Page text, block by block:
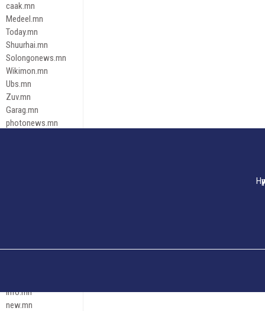
caak.mn
Medeel.mn
Today.mn
Shuurhai.mn
Solongonews.mn
Wikimon.mn
Ubs.mn
Zuv.mn
Garag.mn
photonews.mn
Эрх зүй
info.mn
new.mn